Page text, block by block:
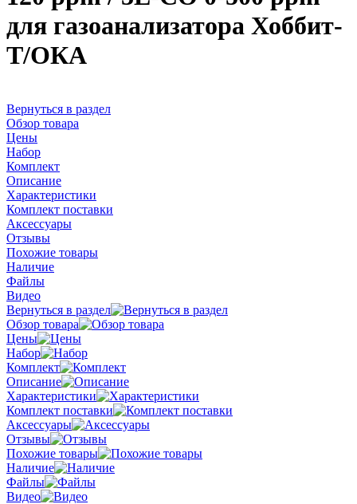
для газоанализатора Хоббит-
Т/ОКА
Вернуться в раздел
Обзор товара
Цены
Набор
Комплект
Описание
Характеристики
Комплект поставки
Аксессуары
Отзывы
Похожие товары
Наличие
Файлы
Видео
Вернуться в раздел
Обзор товара
Цены
Набор
Комплект
Описание
Характеристики
Комплект поставки
Аксессуары
Отзывы
Похожие товары
Наличие
Файлы
Видео